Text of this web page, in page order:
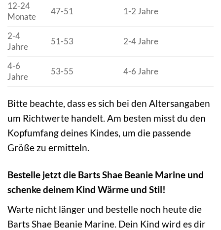
12-24
Monate
47-51 1-2 Jahre
2-4
Jahre
51-53 2-4 Jahre
4-6
Jahre
53-55 4-6 Jahre
Bitte beachte, dass es sich bei den Altersangaben
um Richtwerte handelt. Am besten misst du den
Kopfumfang deines Kindes, um die passende
Größe zu ermitteln.
Bestelle jetzt die Barts Shae Beanie Marine und
schenke deinem Kind Wärme und Stil!
Warte nicht länger und bestelle noch heute die
Barts Shae Beanie Marine. Dein Kind wird es dir